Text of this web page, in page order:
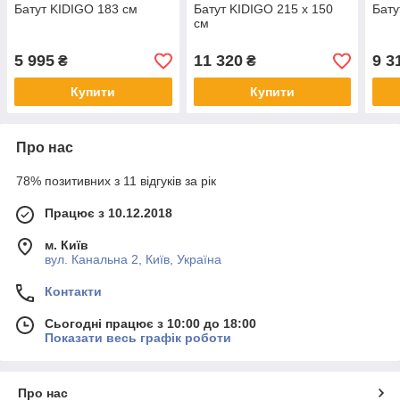
Батут KIDIGO 183 см
5 995 ₴
Купити
Батут KIDIGO 215 х 150
см
11 320₴
Купити
9
Про нас
78% позитивних з 11 відгуків за рік
Працює з 10.12.2018
м. Київ
вул. Канальна 2, Київ, Україна
Контакти
Сьогодні працює з 10:00 до 18:00
Показати весь графік роботи
Про нас